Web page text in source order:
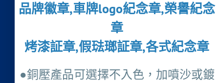
品牌徽章,車牌logo紀念章,榮譽紀念
章
烤漆証章,假琺瑯証章,各式紀念章
●銅壓產品可選擇不入色，加噴沙或鍍